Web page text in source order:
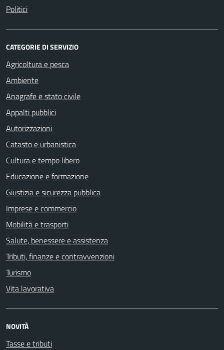
Politici
CATEGORIE DI SERVIZIO
Agricoltura e pesca
Ambiente
Anagrafe e stato civile
Appalti pubblici
Autorizzazioni
Catasto e urbanistica
Cultura e tempo libero
Educazione e formazione
Giustizia e sicurezza pubblica
Imprese e commercio
Mobilità e trasporti
Salute, benessere e assistenza
Tributi, finanze e contravvenzioni
Turismo
Vita lavorativa
NOVITÀ
Tasse e tributi